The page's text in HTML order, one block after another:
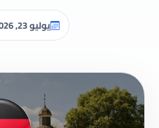
يوليو 23, 2026